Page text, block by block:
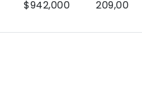
$942,000 209,00